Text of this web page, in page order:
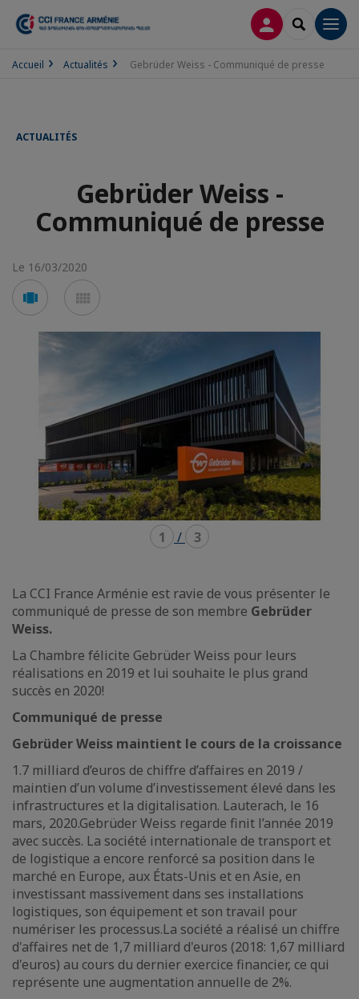
CONNEXION
Accueil Actualités Gebrüder Weiss - Communiqué de presse
ACTUALITÉS
Gebrüder Weiss -
Communiqué de presse
Le 16/03/2020
Voir
en
carousel
en
1 / 3
La CCI France Arménie est ravie de vous présenter le
communiqué de presse de son membre Gebrüder
Weiss.
La Chambre félicite Gebrüder Weiss pour leurs
réalisations en 2019 et lui souhaite le plus grand
succès en 2020!
Communiqué de presse
Gebrüder Weiss maintient le cours de la croissance
1.7 milliard d’euros de chiffre d’affaires en 2019 /
maintien d’un volume d’investissement élevé dans les
infrastructures et la digitalisation. Lauterach, le 16
mars, 2020.Gebrüder Weiss regarde finit l’année 2019
avec succès. La société internationale de transport et
de logistique a encore renforcé sa position dans le
marché en Europe, aux États-Unis et en Asie, en
investissant massivement dans ses installations
logistiques, son équipement et son travail pour
numériser les processus.La société a réalisé un chiffre
d'affaires net de 1,7 milliard d'euros (2018: 1,67 milliard
d'euros) au cours du dernier exercice financier, ce qui
représente une augmentation annuelle de 2%.